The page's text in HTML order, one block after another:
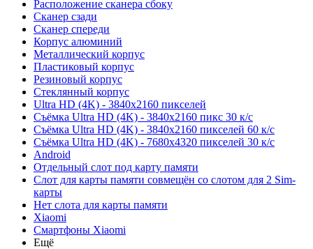
Расположение сканера сбоку
Сканер сзади
Сканер спереди
Корпус алюминий
Металлический корпус
Пластиковый корпус
Резиновый корпус
Стеклянный корпус
Ultra HD (4K) - 3840x2160 пикселей
Съёмка Ultra HD (4K) - 3840x2160 пикс 30 к/с
Съёмка Ultra HD (4K) - 3840x2160 пикселей 60 к/с
Съёмка Ultra HD (4K) - 7680x4320 пикселей 30 к/с
Android
Отдельный слот под карту памяти
Слот для карты памяти совмещён со слотом для 2 Sim-
карты
Нет слота для карты памяти
Xiaomi
Смартфоны Xiaomi
Ещё